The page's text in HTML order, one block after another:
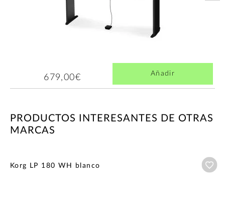
679,00€ Añadir
PRODUCTOS INTERESANTES DE OTRAS
MARCAS
Korg LP 180 WH blanco